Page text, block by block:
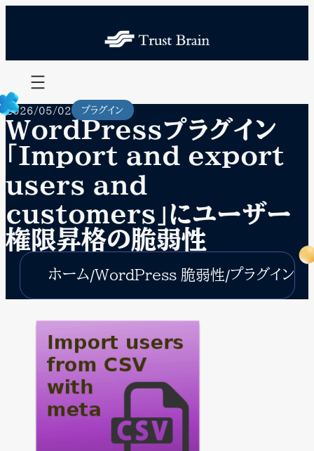
キ
2026/05/02 プラグイン
WordPressプラグイン
「Import and export
users and
customers」にユーザー
権限昇格の脆弱性
ホーム WordPress 脆弱性 プラグイン